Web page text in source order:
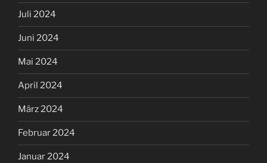
Juli 2024
Juni 2024
Mai 2024
April 2024
März 2024
Februar 2024
Januar 2024